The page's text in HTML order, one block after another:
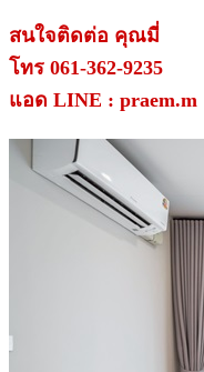
สนใจติดต่อ คุณมี่
โทร 061-362-9235
แอด LINE : praem.m